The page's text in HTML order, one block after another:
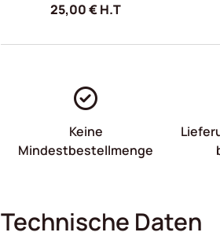
25,00€H.T
Keine
Mindestbestellmenge
Technische Daten